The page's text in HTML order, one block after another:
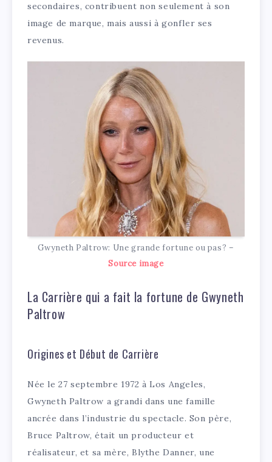
secondaires, contribuent non seulement à son
image de marque, mais aussi à gonfler ses
revenus.
Gwyneth Paltrow: Une grande fortune ou pas? –
Source image
La Carrière qui a fait la fortune de Gwyneth
Paltrow
Origines et Début de Carrière
Née le 27 septembre 1972 à Los Angeles,
Gwyneth Paltrow a grandi dans une famille
ancrée dans l’industrie du spectacle. Son père,
Bruce Paltrow, était un producteur et
réalisateur, et sa mère, Blythe Danner, une